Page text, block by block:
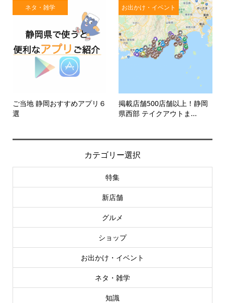
ネタ・雑学
ご当地 静岡おすすめアプリ６
選
お出かけ・イベント
掲載店舗500店舗以上！静岡
県西部 テイクアウトま...
カテゴリー選択
特集
新店舗
グルメ
ショップ
お出かけ・イベント
ネタ・雑学
知識